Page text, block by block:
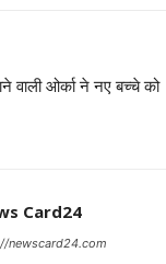
वाली ओर्का ने नए बच्चे को
Card24
newscard24.com